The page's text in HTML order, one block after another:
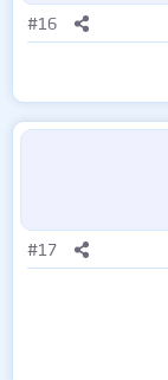
#16
#17